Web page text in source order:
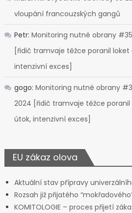
vloupání francouzských gangů
Petr: Monitoring nutné obrany
[řidič tramvaje těžce poranil
intenzivní exces]
gogo: Monitoring nutné obrany
2024 [řidič tramvaje těžce
útok, intenzivní exces]
EU zákaz olova
Aktuální stav přípravy
Rozsah již přijatého
KOMITOLOGIE – proces přijetí